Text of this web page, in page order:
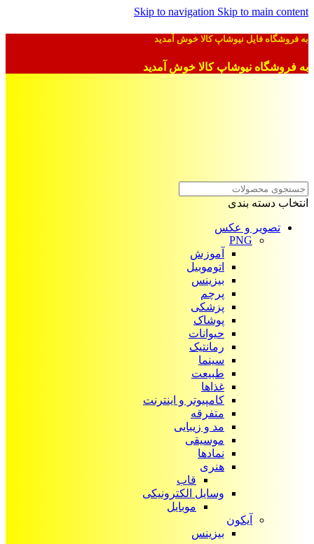
Skip to navigation Skip to main content
به فروشگاه فایل نیوشاپ کالا خوش آمدید
به فروشگاه نیوشاپ کالا خوش آمدید
انتخاب دسته بندی
تصویر و عکس
PNG
آموزش
اتوموبیل
بیزینس
پرچم
پزشکی
پوشاک
حیوانات
رمانتیک
سینما
طبیعت
غذاها
کامپیوتر و اینترنت
متفرقه
مد و زیبایی
موسیقی
نمادها
هنری
قاب
وسایل الکترونیکی
موبایل
آیکون‌
بیزینس